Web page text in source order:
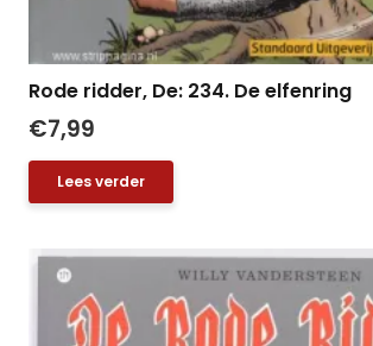
Rode ridder, De: 234. De elfenring
€7,99
Lees verder